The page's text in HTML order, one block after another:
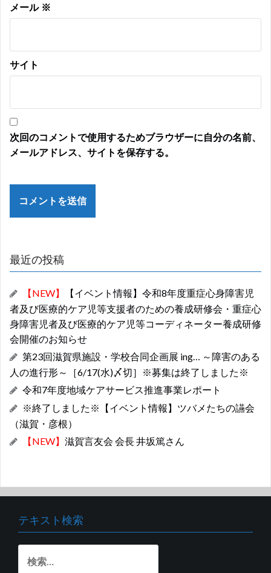
メール ※
サイト
次回のコメントで使用するためブラウザーに自分の名前、
メールアドレス、サイトを保存する。
最近の投稿
【NEW】
【イベント情報】令和8年度重症心身障害児
者及び医療的ケア児等支援者のための養成研修会・重症心
身障害児者及び医療的ケア児等コーディネーター養成研修
会開催のお知らせ
第23回滋賀県施設・学校合同企画展 ing… ～障害のある
人の進行形～［6/17(水)〆切］※募集は終了しました※
令和7年度地域ケアサービス推進事業レポート
※終了しました※【イベント情報】ツバメたちの讌会
（滋賀・彦根）
【NEW】 滋賀言友会 会長 井坂篤さん
テキスト検索
索: